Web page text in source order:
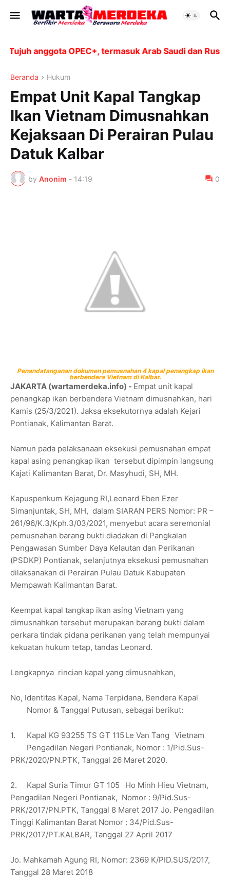
anggota OPEC+, termasuk Arab Saudi dan Rusia,
Beranda Hukum
Empat Unit Kapal Tangkap
Ikan Vietnam Dimusnahkan
Kejaksaan Di Perairan Pulau
Datuk Kalbar
by Anonim - 14:19 0
Penandatanganan dokumen pemusnahan 4 kapal penangkap ikan
berbendera Vietnam di Kalbar.
JAKARTA (wartamerdeka.info) - Empat unit kapal
penangkap ikan berbendera Vietnam dimusnahkan, hari
Kamis (25/3/2021). Jaksa eksekutornya adalah Kejari
Pontianak, Kalimantan Barat.
Namun pada pelaksanaan eksekusi pemusnahan empat
kapal asing penangkap ikan tersebut dipimpin langsung
Kajati Kalimantan Barat, Dr. Masyhudi, SH, MH.
Kapuspenkum Kejagung RI,Leonard Eben Ezer
Simanjuntak, SH, MH, dalam SIARAN PERS Nomor: PR –
261/96/K.3/Kph.3/03/2021, menyebut acara seremonial
pemusnahan barang bukti diadakan di Pangkalan
Pengawasan Sumber Daya Kelautan dan Perikanan
(PSDKP) Pontianak, selanjutnya eksekusi pemusnahan
dilaksanakan di Perairan Pulau Datuk Kabupaten
Mempawah Kalimantan Barat.
Keempat kapal tangkap ikan asing Vietnam yang
dimusnahkan tersebut merupakan barang bukti dalam
perkara tindak pidana perikanan yang telah mempunyai
kekuatan hukum tetap, tandas Leonard.
Lengkapnya rincian kapal yang dimusnahkan,
No, Identitas Kapal, Nama Terpidana, Bendera Kapal
Nomor & Tanggal Putusan, sebagai berikut:
1. Kapal KG 93255 TS GT 115 Le Van Tang Vietnam
Pengadilan Negeri Pontianak, Nomor : 1/Pid.Sus-
PRK/2020/PN.PTK, Tanggal 26 Maret 2020.
2. Kapal Suria Timur GT 105
Ho Minh Hieu Vietnam,
Pengadilan Negeri Pontianak, Nomor : 9/Pid.Sus-
PRK/2017/PN.PTK, Tanggal 8 Maret 2017 Jo. Pengadilan
Tinggi Kalimantan Barat Nomor : 34/Pid.Sus-
PRK/2017/PT.KALBAR, Tanggal 27 April 2017
Jo. Mahkamah Agung RI, Nomor: 2369 K/PID.SUS/2017,
Tanggal 28 Maret 2018